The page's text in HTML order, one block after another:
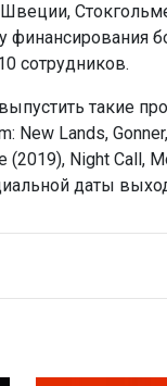
сотрудников.
такие
Lands,
(2019), Night
даты